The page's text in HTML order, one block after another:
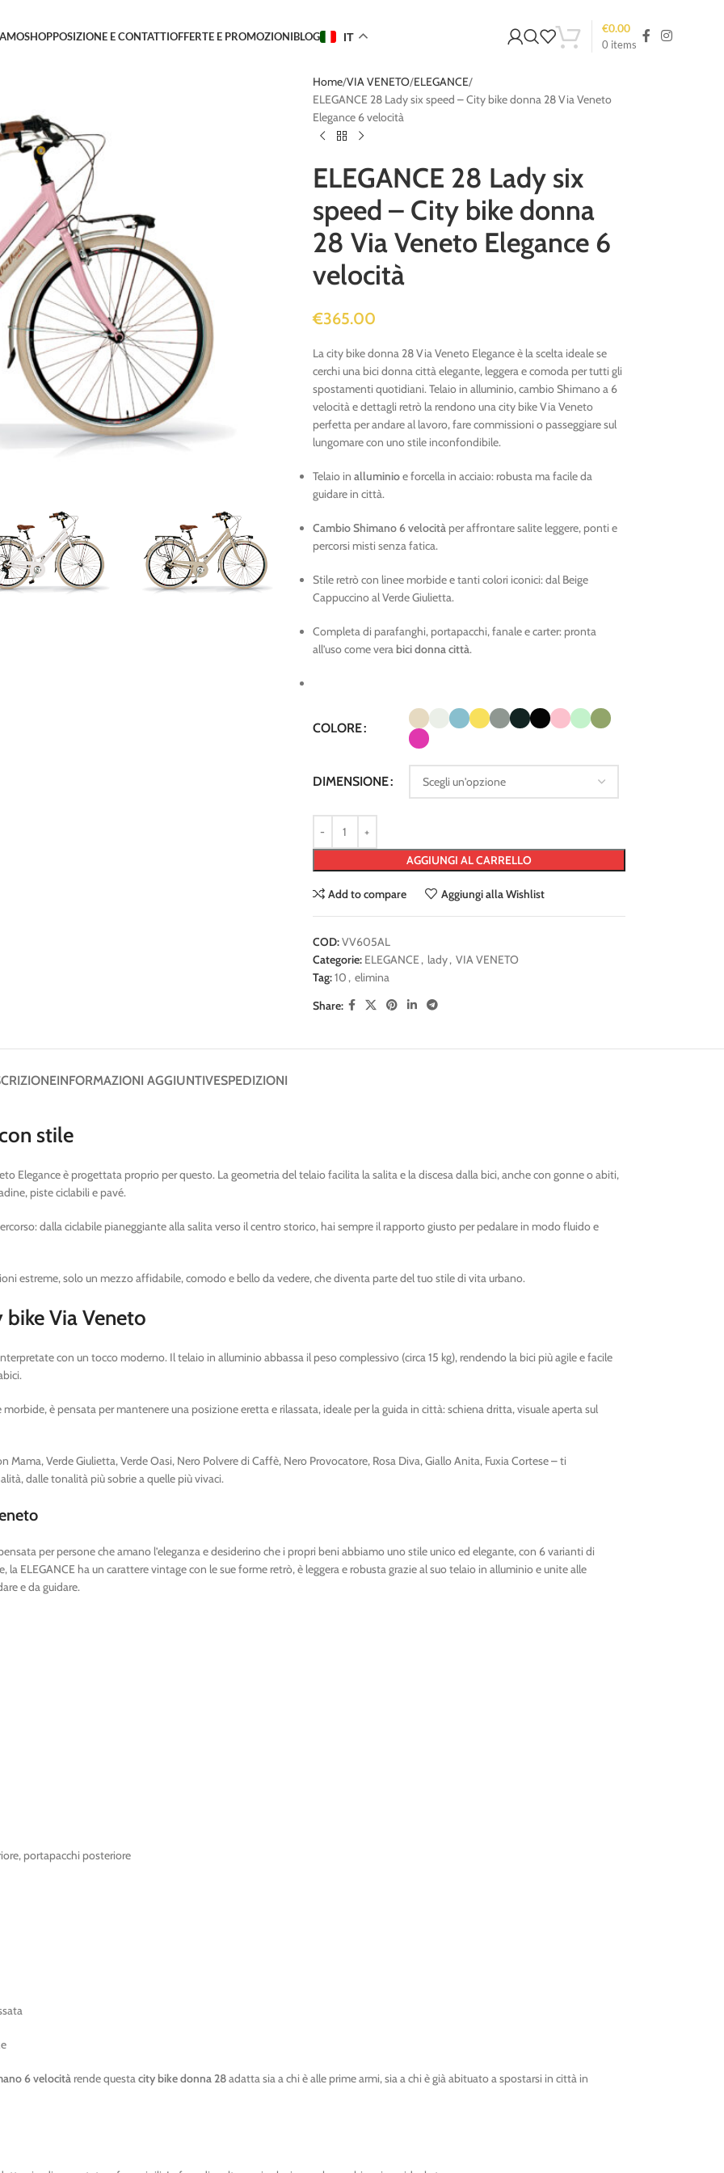
SHOPPOSIZIONE E CONTATTIOFFERTE E PROMOZIONIBLOG IT
0 items
€0.00
Home VIA VENETO ELEGANCE
ELEGANCE 28 Lady six speed – City bike donna 28 Via Veneto
Elegance 6 velocità
ELEGANCE 28 Lady six
speed – City bike donna
28 Via Veneto Elegance 6
velocità
€365.00
La city bike donna 28 Via Veneto Elegance è la scelta ideale se
cerchi una bici donna città elegante, leggera e comoda per tutti gli
spostamenti quotidiani. Telaio in alluminio, cambio Shimano a 6
velocità e dettagli retrò la rendono una city bike Via Veneto
perfetta per andare al lavoro, fare commissioni o passeggiare sul
lungomare con uno stile inconfondibile.
Telaio in alluminioe forcella in acciaio: robusta ma facile da
guidare in città.
Cambio Shimano 6 velocitàper affrontare salite leggere, ponti e
percorsi misti senza fatica.
Stile retrò con linee morbide e tanti colori iconici: dal Beige
Cappuccino al Verde Giulietta.
Completa di parafanghi, portapacchi, fanale e carter: pronta
all’uso come verabici donna città.
COLORE
DIMENSIONE
AGGIUNGI AL CARRELLO
Add to compare Aggiungi alla Wishlist
COD:VV605AL
Categorie: ELEGANCE, lady, VIA VENETO
Tag:10, elimina
Share:
INFORMAZIONI AGGIUNTIVESPEDIZIONI
stile
Elegance è progettata proprio per questo. La geometria del telaio facilita la salita e la discesa dalla bici, anche con gonne o abiti,
piste ciclabili e pavé.
dalla ciclabile pianeggiante alla salita verso il centro storico, hai sempre il rapporto giusto per pedalare in modo fluido e
estreme, solo un mezzo affidabile, comodo e bello da vedere, che diventa parte del tuo stile di vita urbano.
Via Veneto
con un tocco moderno. Il telaio in alluminio abbassa il peso complessivo (circa 15 kg), rendendo la bici più agile e facile
è pensata per mantenere una posizione eretta e rilassata, ideale per la guida in città: schiena dritta, visuale aperta sul
Verde Giulietta, Verde Oasi, Nero Polvere di Caffè, Nero Provocatore, Rosa Diva, Giallo Anita, Fuxia Cortese – ti
dalle tonalità più sobrie a quelle più vivaci.
per persone che amano l’eleganza e desiderino che i propri beni abbiamo uno stile unico ed elegante, con 6 varianti di
ELEGANCE ha un carattere vintage con le sue forme retrò, è leggera e robusta grazie al suo telaio in alluminio e unite alle
e da guidare.
portapacchi posteriore
6 velocità rende questacity bike donna 28adatta sia a chi è alle prime armi, sia a chi è già abituato a spostarsi in città in